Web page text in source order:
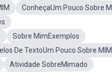
ConheçaUm Pouco Sobre
Sobre MimExemplos
De TextoUm Pouco Sobre MIM
Atividade SobreMimado